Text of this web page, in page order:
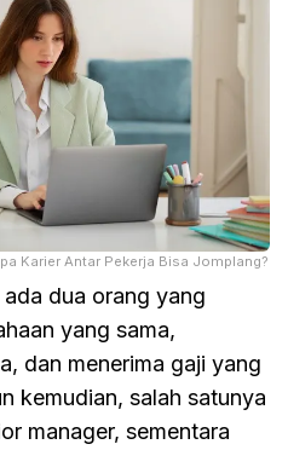
Karier Antar Pekerja Bisa Jomplang?
dua orang yang
yang sama,
dan menerima gaji yang
kemudian, salah satunya
manager, sementara